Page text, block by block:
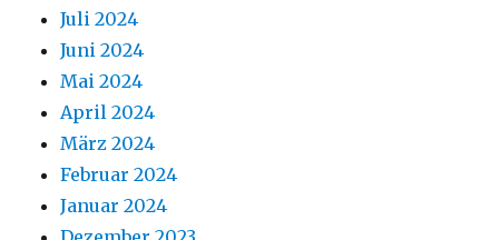
Juli 2024
Juni 2024
Mai 2024
April 2024
März 2024
Februar 2024
Januar 2024